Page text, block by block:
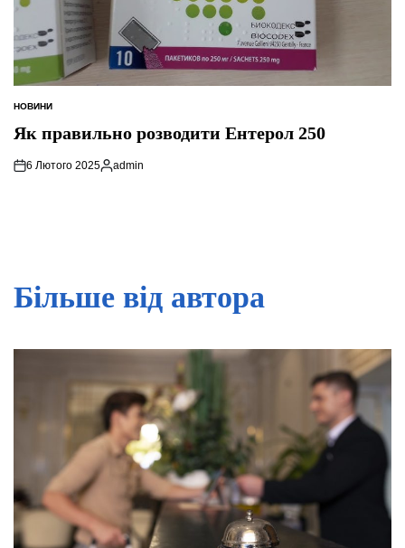
ОПУБЛІКУВАТИ
У
НОВИНИ
Як правильно розводити Ентерол 250
6 Лютого 2025
Опубліковано
admin
Більше від автора